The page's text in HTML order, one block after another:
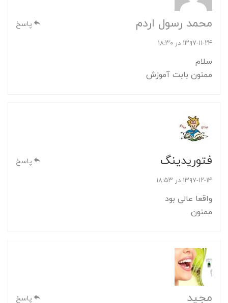
محمد رسول اردم پاسخ
۱۳۹۷-۱۱-۲۴ در ۱۸:۳۰
سلام
ممنون بابت آموزش
فتوریدینگ پاسخ
۱۳۹۷-۱۲-۱۴ در ۱۸:۵۳
واقعا عالی بود
ممنون
مجید پاسخ